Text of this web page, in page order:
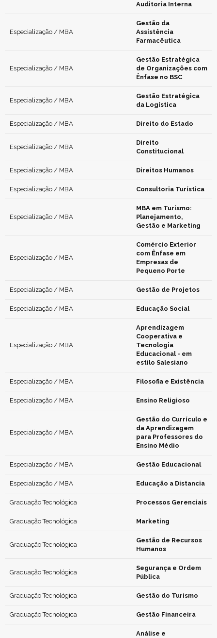
Auditoria Interna
Especialização / MBA
Gestão da
Assistência
Farmacêutica
Especialização / MBA
Gestão Estratégica
de Organizações com
Ênfase no BSC
Especialização / MBA
Gestão Estratégica
da Logística
Especialização / MBA Direito do Estado
Especialização / MBA
Direito
Constitucional
Especialização / MBA Direitos Humanos
Especialização / MBA Consultoria Turística
Especialização / MBA
MBA em Turismo:
Planejamento,
Gestão e Marketing
Especialização / MBA
Comércio Exterior
com Ênfase em
Empresas de
Pequeno Porte
Especialização / MBA Gestão de Projetos
Especialização / MBA Educação Social
Especialização / MBA
Aprendizagem
Cooperativa e
Tecnologia
Educacional - em
estilo Salesiano
Especialização / MBA Filosofia e Existência
Especialização / MBA Ensino Religioso
Especialização / MBA
Gestão do Currículo e
da Aprendizagem
para Professores do
Ensino Médio
Especialização / MBA Gestão Educacional
Especialização / MBA Educação a Distancia
Graduação Tecnológica Processos Gerenciais
Graduação Tecnológica Marketing
Graduação Tecnológica
Gestão de Recursos
Humanos
Graduação Tecnológica
Segurança e Ordem
Pública
Graduação Tecnológica Gestão do Turismo
Graduação Tecnológica Gestão Financeira
Análise e